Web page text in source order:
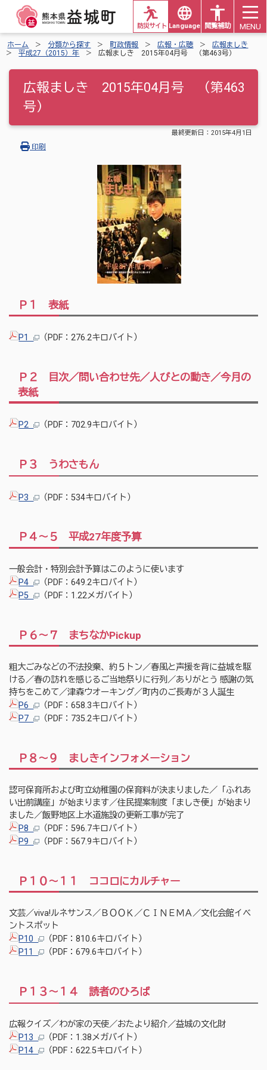
Languages 閲覧補助
防災サイト MENU
ホーム 分類から探す 町政情報 広報・広聴
広報ましき
平成27（2015）年
広報ましき 2015年04月号 （第463号）
広報ましき 2015年04月号 （第463
号）
最終更新日： 2015年4月1日
印刷
Ｐ１ 表紙
P1 （PDF：276.2キロバイト）
Ｐ２ 目次／問い合わせ先／人びとの動き／今月の
表紙
P2 （PDF：702.9キロバイト）
Ｐ３ うわさもん
P3 （PDF：534キロバイト）
Ｐ４～５ 平成27年度予算
一般会計・特別会計予算はこのように使います
P4
（PDF：649.2キロバイト）
P5
（PDF：1.22メガバイト）
Ｐ６～７ まちなかPickup
粗大ごみなどの不法投棄、約５トン／春風と声援を背に益城を駆
ける／春の訪れを感じるご当地祭りに行列／ありがとう 感謝の気
持ちをこめて／津森ウオーキング／町内のご長寿が３人誕生
P6
（PDF：658.3キロバイト）
P7
（PDF：735.2キロバイト）
Ｐ８～９ ましきインフォメーション
認可保育所および町立幼稚園の保育料が決まりました／「ふれあ
い出前講座」が始まります／住民提案制度「ましき便」が始まり
ました／飯野地区上水道施設の更新工事が完了
P8
（PDF：596.7キロバイト）
P9
（PDF：567.9キロバイト）
Ｐ１０～１１ ココロにカルチャー
文芸／viva!ルネサンス／ＢＯＯＫ／ＣＩＮＥＭＡ／文化会館イベ
ントスポット
P10
（PDF：810.6キロバイト）
P11
（PDF：679.6キロバイト）
Ｐ１３～１４ 読者のひろば
広報クイズ／わが家の天使／おたより紹介／益城の文化財
P13
（PDF：1.38メガバイト）
P14
（PDF：622.5キロバイト）